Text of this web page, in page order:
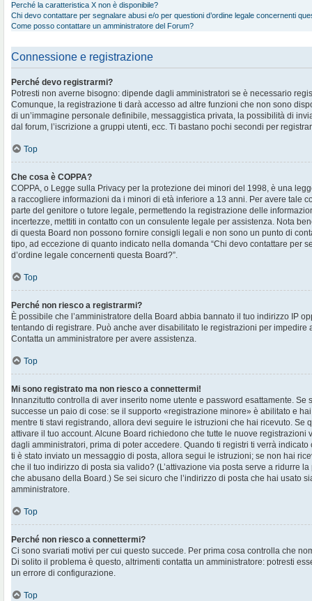
Perché la caratteristica X non è disponibile?
Chi devo contattare per segnalare abusi e/o per questioni d’ordine legale concernenti
Come posso contattare un amministratore del Forum?
Connessione e registrazione
Perché devo registrarmi?
Potresti non averne bisogno: dipende dagli amministratori se è necessario
Comunque, la registrazione ti darà accesso ad altre funzioni che non sono
di un’immagine personale definibile, messaggistica privata, la possibilità di
dal forum, l’iscrizione a gruppi utenti, ecc. Ti bastano pochi secondi per
Top
Che cosa è COPPA?
COPPA, o Legge sulla Privacy per la protezione dei minori del 1998, è una
a raccogliere informazioni da i minori di età inferiore a 13 anni. Per avere tale
parte del genitore o tutore legale, permettendo la registrazione delle
incertezze, mettiti in contatto con un consulente legale per assistenza. Nota
di questa Board non possono fornire consigli legali e non sono un punto di
tipo, ad eccezione di quanto indicato nella domanda “Chi devo contattare per
d’ordine legale concernenti questa Board?”.
Top
Perché non riesco a registrarmi?
È possibile che l’amministratore della Board abbia bannato il tuo indirizzo IP
tentando di registrare. Può anche aver disabilitato le registrazioni per impedire
Contatta un amministratore per avere assistenza.
Top
Mi sono registrato ma non riesco a connettermi!
Innanzitutto controlla di aver inserito nome utente e password esattamente. Se
successe un paio di cose: se il supporto «registrazione minore» è abilitato e
mentre ti stavi registrando, allora devi seguire le istruzioni che hai ricevuto. Se
attivare il tuo account. Alcune Board richiedono che tutte le nuove registrazioni
dagli amministratori, prima di poter accedere. Quando ti registri ti verrà
ti è stato inviato un messaggio di posta, allora segui le istruzioni; se non hai
che il tuo indirizzo di posta sia valido? (L’attivazione via posta serve a ridurre
che abusano della Board.) Se sei sicuro che l’indirizzo di posta che hai usato
amministratore.
Top
Perché non riesco a connettermi?
Ci sono svariati motivi per cui questo succede. Per prima cosa controlla che
Di solito il problema è questo, altrimenti contatta un amministratore: potresti
un errore di configurazione.
Top